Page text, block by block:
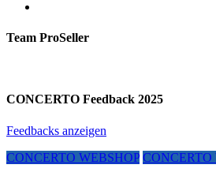
Team ProSeller
CONCERTO Feedback 2025
Feedbacks anzeigen
CONCERTO WEBSHOP CONCERTO